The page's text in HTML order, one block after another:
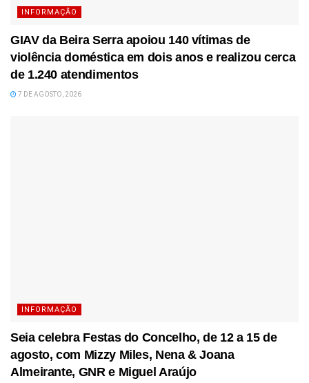
INFORMAÇÃO
GIAV da Beira Serra apoiou 140 vítimas de
violência doméstica em dois anos e realizou cerca
de 1.240 atendimentos
7 DE AGOSTO, 2026
INFORMAÇÃO
Seia celebra Festas do Concelho, de 12 a 15 de
agosto, com Mizzy Miles, Nena & Joana
Almeirante, GNR e Miguel Araújo